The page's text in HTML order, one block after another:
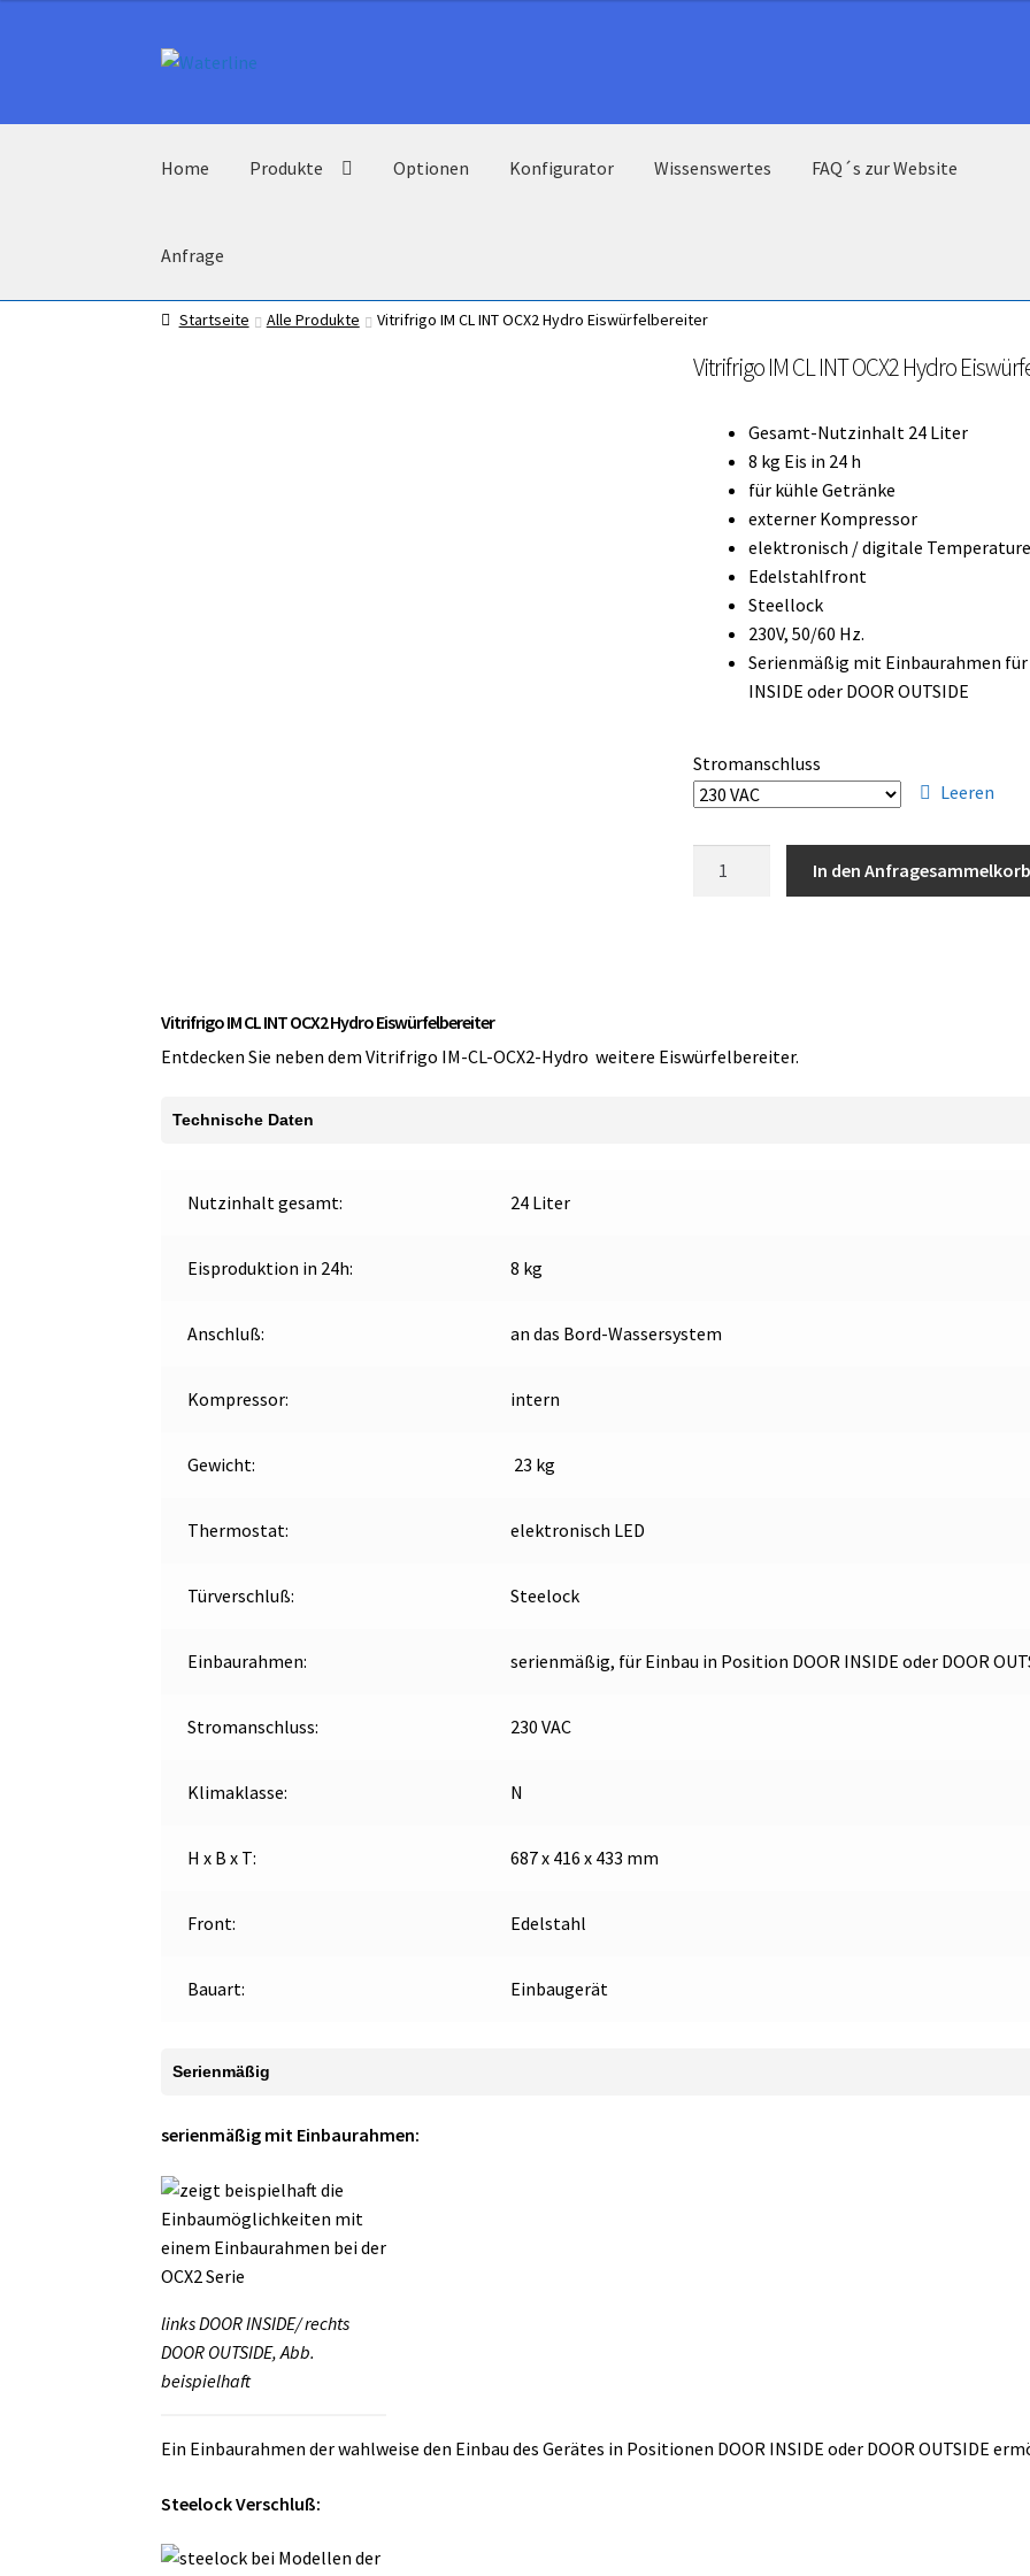
Zur
Zum
Home Produkte Optionen Konfigurator Wissenswertes FAQ´s zur Website
Anfrage
Startseite Alle Produkte Vitrifrigo IM CL INT OCX2 Hydro Eiswürfelbereiter
Vitrifrigo IM CL INT OCX2 Hydro
Gesamt-Nutzinhalt 24 Liter
8 kg Eis in 24 h
für kühle Getränke
externer Kompressor
elektronisch / digitale
Edelstahlfront
Steellock
230V, 50/60 Hz.
Serienmäßig mit Einbaurahmen
INSIDE oder DOOR OUTSIDE
Stromanschluss
Leeren
Menge
In den
Vitrifrigo IM CL INT OCX2 Hydro Eiswürfelbereiter
Entdecken Sie neben dem Vitrifrigo IM-CL-OCX2-Hydro weitere Eiswürfelbereiter.
Technische Daten
Nutzinhalt gesamt: 24 Liter
Eisproduktion in 24h: 8 kg
Anschluß: an das Bord-Wassersystem
Kompressor: intern
Gewicht: 23 kg
Thermostat: elektronisch LED
Türverschluß: Steelock
Einbaurahmen: serienmäßig, für Einbau in Position DOOR INSIDE oder DOOR
Stromanschluss: 230 VAC
Klimaklasse: N
H x B x T: 687 x 416 x 433 mm
Front: Edelstahl
Bauart: Einbaugerät
Serienmäßig
serienmäßig mit Einbaurahmen:
links DOOR INSIDE/ rechts
DOOR OUTSIDE, Abb.
beispielhaft
Ein Einbaurahmen der wahlweise den Einbau des Gerätes in Positionen DOOR INSIDE oder DOOR OUTSIDE
Steelock Verschluß: